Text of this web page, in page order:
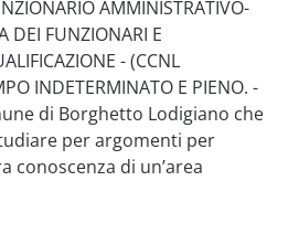
AMMINISTRATIVO-
DEI FUNZIONARI E
- (CCNL
INDETERMINATO E PIENO. -
di Borghetto Lodigiano che
per argomenti per
conoscenza di un’area